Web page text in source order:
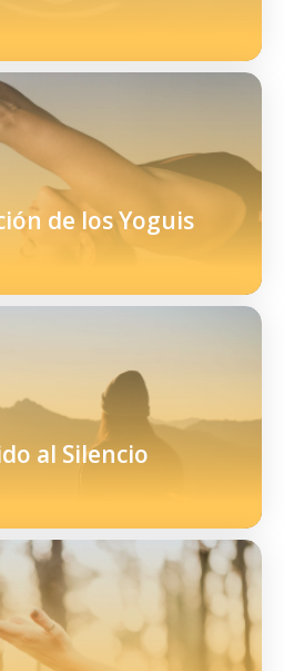
de los Yoguis
al Silencio